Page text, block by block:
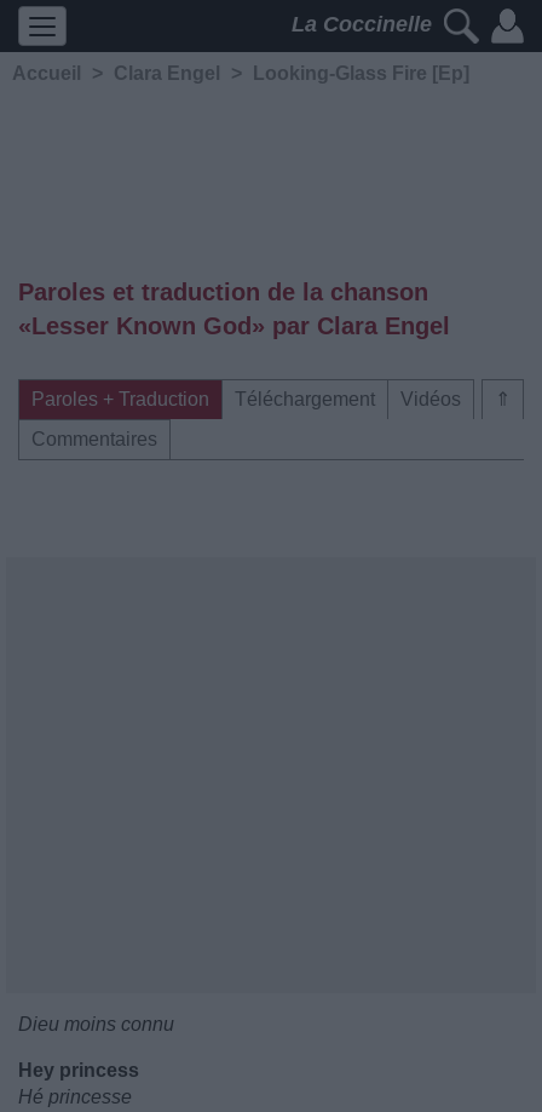
La Coccinelle
Accueil > Clara Engel > Looking​-​Glass Fire [Ep]
Paroles et traduction de la chanson
«Lesser Known God» par Clara Engel
⇑
Paroles + Traduction Téléchargement
Vidéos
Commentaires
Dieu moins connu
Hey princess
Hé princesse